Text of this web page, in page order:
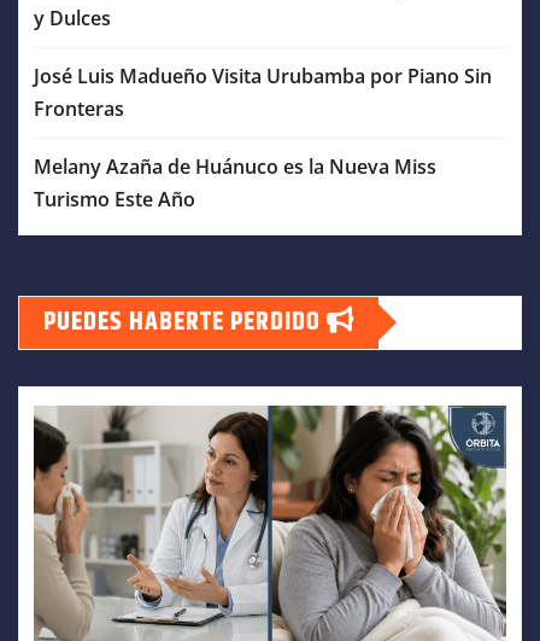
y Dulces
José Luis Madueño Visita Urubamba por Piano Sin
Fronteras
Melany Azaña de Huánuco es la Nueva Miss
Turismo Este Año
PUEDES HABERTE PERDIDO